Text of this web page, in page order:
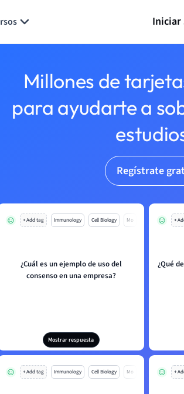
Iniciar
Millones de
para ayudarte a
Regístrate
+ Add tag Immunology Cell Biology Mo
¿Cuál es un ejemplo de uso del
consenso en una empresa?
Mostrar respuesta
+
¿Qué
+ Add tag Immunology Cell Biology Mo +